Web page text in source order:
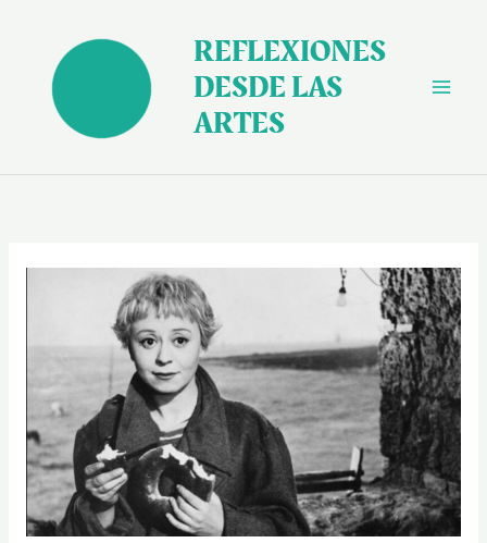
contenido
REFLEXIONES
DESDE LAS
ARTES